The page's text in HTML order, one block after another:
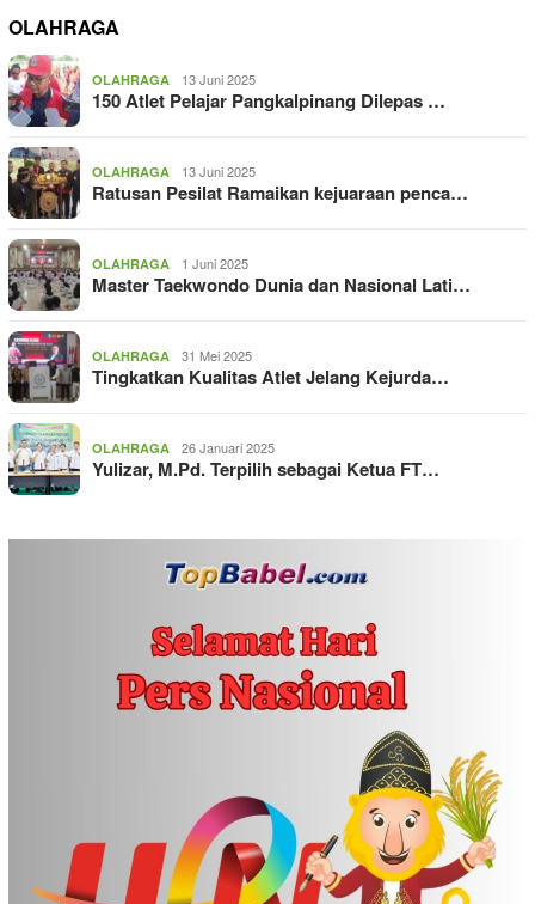
OLAHRAGA
OLAHRAGA 13 Juni 2025
150 Atlet Pelajar Pangkalpinang Dilepas …
OLAHRAGA 13 Juni 2025
Ratusan Pesilat Ramaikan kejuaraan penca…
OLAHRAGA 1 Juni 2025
Master Taekwondo Dunia dan Nasional Lati…
OLAHRAGA 31 Mei 2025
Tingkatkan Kualitas Atlet Jelang Kejurda…
OLAHRAGA 26 Januari 2025
Yulizar, M.Pd. Terpilih sebagai Ketua FT…